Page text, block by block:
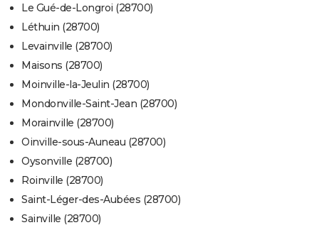
Le Gué-de-Longroi (28700)
Léthuin (28700)
Levainville (28700)
Maisons (28700)
Moinville-la-Jeulin (28700)
Mondonville-Saint-Jean (28700)
Morainville (28700)
Oinville-sous-Auneau (28700)
Oysonville (28700)
Roinville (28700)
Saint-Léger-des-Aubées (28700)
Sainville (28700)